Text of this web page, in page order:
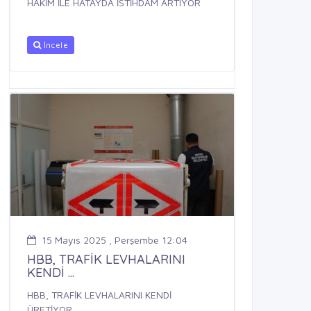
İncele
15 Mayıs 2025 , Perşembe 12:04
HBB, TRAFİK LEVHALARINI
KENDİ ...
HBB, TRAFİK LEVHALARINI KENDİ